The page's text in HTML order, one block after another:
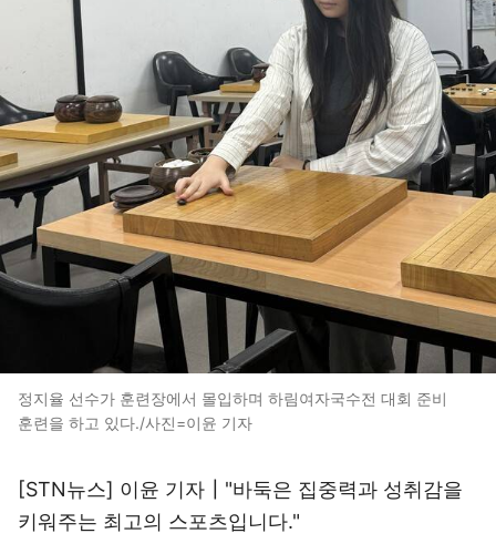
정지율 선수가 훈련장에서 몰입하며 하림여자국수전 대회 준비
훈련을 하고 있다./사진=이윤 기자
[STN뉴스] 이윤 기자┃"바둑은 집중력과 성취감을
키워주는 최고의 스포츠입니다."